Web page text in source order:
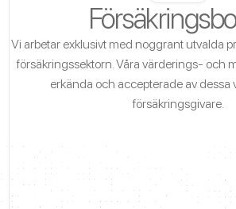
Vi arbetar exklusivt med noggrant utvalda
försäkringssektorn. Våra värderings- och
erkända och accepterade av dessa
försäkringsgivare.